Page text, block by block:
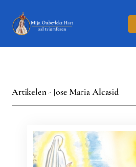
Artikelen - Jose Maria Alcasid